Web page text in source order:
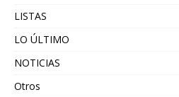
LISTAS
LO ÚLTIMO
NOTICIAS
Otros